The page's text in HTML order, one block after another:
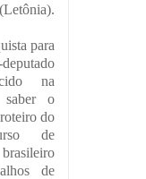
para
na
o
do
de
de